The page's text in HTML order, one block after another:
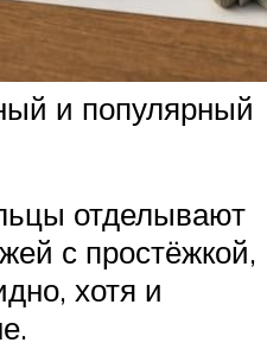
и популярный
отделывают
с простёжкой,
хотя и